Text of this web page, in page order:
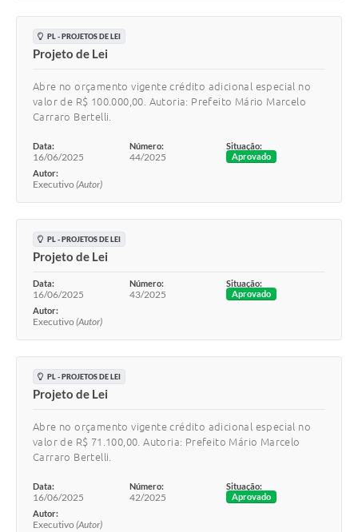
PL - PROJETOS DE LEI
Projeto de Lei
Abre no orçamento vigente crédito adicional especial no
valor de R$ 100.000,00. Autoria: Prefeito Mário Marcelo
Carraro Bertelli.
Data:
16/06/2025
Número:
44/2025
Situação:
Aprovado
Autor:
Executivo (Autor)
PL - PROJETOS DE LEI
Projeto de Lei
Data:
16/06/2025
Número:
43/2025
Situação:
Aprovado
Autor:
Executivo (Autor)
PL - PROJETOS DE LEI
Projeto de Lei
Abre no orçamento vigente crédito adicional especial no
valor de R$ 71.100,00. Autoria: Prefeito Mário Marcelo
Carraro Bertelli.
Data:
16/06/2025
Número:
42/2025
Situação:
Aprovado
Autor:
Executivo (Autor)